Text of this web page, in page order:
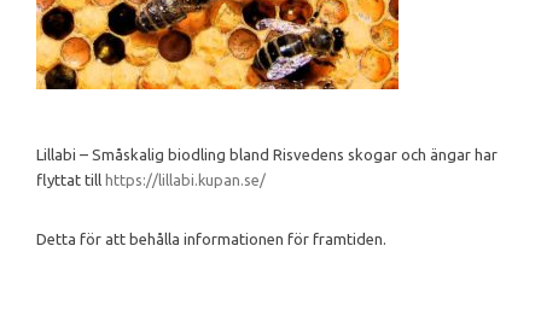
Lillabi – Småskalig biodling bland Risvedens skogar och ängar har
flyttat till https://lillabi.kupan.se/
Detta för att behålla informationen för framtiden.